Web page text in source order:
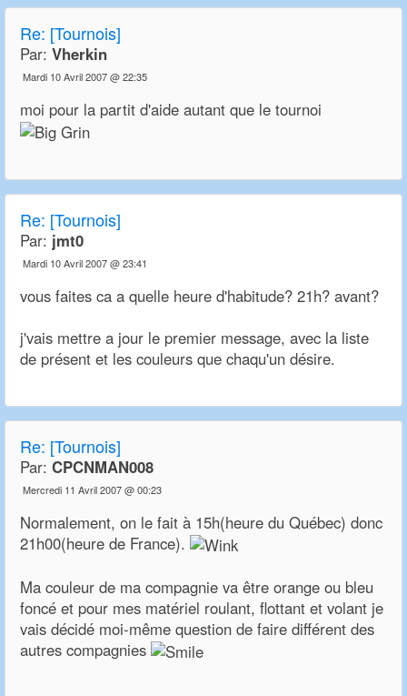
Re: [Tournois]
Par: Vherkin
Mardi 10 Avril 2007 @ 22:35
moi pour la partit d'aide autant que le tournoi
Re: [Tournois]
Par: jmt0
Mardi 10 Avril 2007 @ 23:41
vous faites ca a quelle heure d'habitude? 21h? avant?
j'vais mettre a jour le premier message, avec la liste
de présent et les couleurs que chaqu'un désire.
Re: [Tournois]
Par: CPCNMAN008
Mercredi 11 Avril 2007 @ 00:23
Normalement, on le fait à 15h(heure du Québec) donc
21h00(heure de France).
Ma couleur de ma compagnie va être orange ou bleu
foncé et pour mes matériel roulant, flottant et volant je
vais décidé moi-même question de faire différent des
autres compagnies